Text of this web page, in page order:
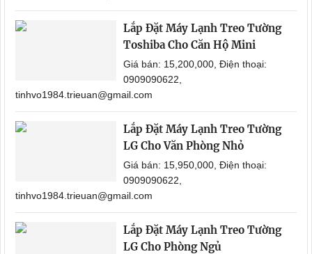
Lắp Đặt Máy Lạnh Treo Tường
Toshiba Cho Căn Hộ Mini
Giá bán: 15,200,000, Điện thoại:
0909090622,
tinhvo1984.trieuan@gmail.com
Lắp Đặt Máy Lạnh Treo Tường
LG Cho Văn Phòng Nhỏ
Giá bán: 15,950,000, Điện thoại:
0909090622,
tinhvo1984.trieuan@gmail.com
Lắp Đặt Máy Lạnh Treo Tường
LG Cho Phòng Ngủ